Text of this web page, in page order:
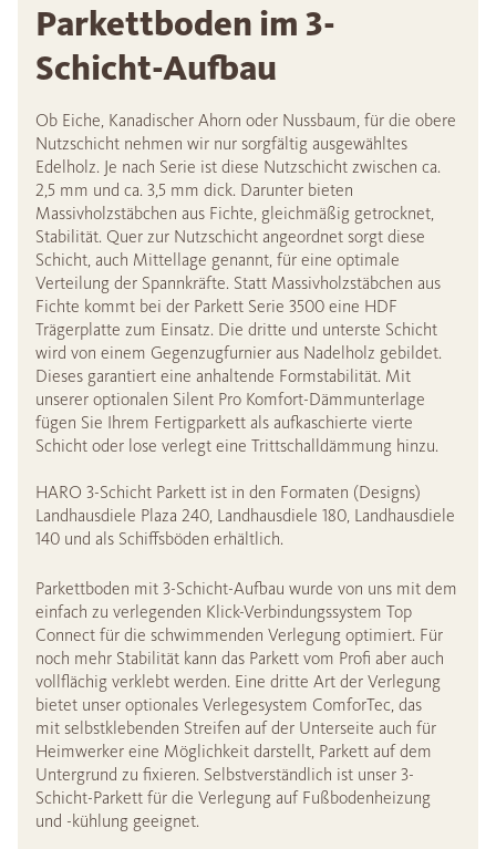
Parkettboden im 3-
Schicht-Aufbau
Ob Eiche, Kanadischer Ahorn oder Nussbaum, für die obere
Nutzschicht nehmen wir nur sorgfältig ausgewähltes
Edelholz. Je nach Serie ist diese Nutzschicht zwischen ca.
2,5 mm und ca. 3,5 mm dick. Darunter bieten
Massivholzstäbchen aus Fichte, gleichmäßig getrocknet,
Stabilität. Quer zur Nutzschicht angeordnet sorgt diese
Schicht, auch Mittellage genannt, für eine optimale
Verteilung der Spannkräfte. Statt Massivholzstäbchen aus
Fichte kommt bei der Parkett Serie 3500 eine HDF
Trägerplatte zum Einsatz. Die dritte und unterste Schicht
wird von einem Gegenzugfurnier aus Nadelholz gebildet.
Dieses garantiert eine anhaltende Formstabilität. Mit
unserer optionalen Silent Pro Komfort-Dämmunterlage
fügen Sie Ihrem Fertigparkett als aufkaschierte vierte
Schicht oder lose verlegt eine Trittschalldämmung hinzu.
HARO 3-Schicht Parkett ist in den Formaten (Designs)
Landhausdiele Plaza 240, Landhausdiele 180, Landhausdiele
140 und als Schiffsböden erhältlich.
Parkettboden mit 3-Schicht-Aufbau wurde von uns mit dem
einfach zu verlegenden Klick-Verbindungssystem Top
Connect für die schwimmenden Verlegung optimiert. Für
noch mehr Stabilität kann das Parkett vom Profi aber auch
vollflächig verklebt werden. Eine dritte Art der Verlegung
bietet unser optionales Verlegesystem ComforTec, das
mit selbstklebenden Streifen auf der Unterseite auch für
Heimwerker eine Möglichkeit darstellt, Parkett auf dem
Untergrund zu fixieren. Selbstverständlich ist unser 3-
Schicht-Parkett für die Verlegung auf Fußbodenheizung
und -kühlung geeignet.